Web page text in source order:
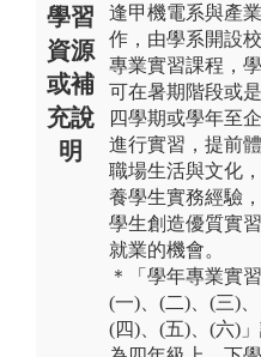
學習
資源
或補
充說
明
逢甲機電系與產
作，由學系開設
專業實習課程，
可在暑期階段或
四學期或學年至
進行實習，提前
職場生活與文化
養學生實務經驗
學生創造優質實
就業的機會。
＊「學年專業實習
(一)、(二)、(三)、
(四)、(五)、(六)